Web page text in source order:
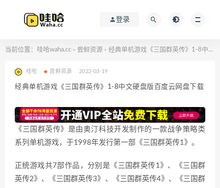
登录
当前位置： 哇哈waha.cc > 尝鲜资源 > 经典单机游戏《三国群英传》1-8中文硬盘版百度云网盘下载
哇哈 尝鲜资源 2022-03-19
经典单机游戏《三国群英传》1-8中文硬盘版百度云网盘下载
《三国群英传》是由奥汀科技开发制作的一款战争策略类
系列单机游戏，于1998年发行第一部《三国群英传1》。
正统游戏共7部作品，分别是《三国群英传1》、《三国群
英传2》、《三国群英传3》、《三国群英传4》、《三国群